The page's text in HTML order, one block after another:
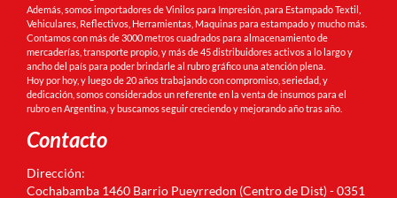
Además, somos importadores de Vinilos para Impresión, para Estampado Textil,
Vehiculares, Reflectivos, Herramientas, Maquinas para estampado y mucho más.
Contamos con más de 3000 metros cuadrados para almacenamiento de
mercaderías, transporte propio, y más de 45 distribuidores activos a lo largo y
ancho del país para poder brindarle al rubro gráfico una atención plena.
Hoy por hoy, y luego de 20 años trabajando con compromiso, seriedad, y
dedicación, somos considerados un referente en la venta de insumos para el
rubro en Argentina, y buscamos seguir creciendo y mejorando año tras año.
Contacto
Dirección:
Cochabamba 1460 Barrio Pueyrredon (Centro de Dist) - 0351